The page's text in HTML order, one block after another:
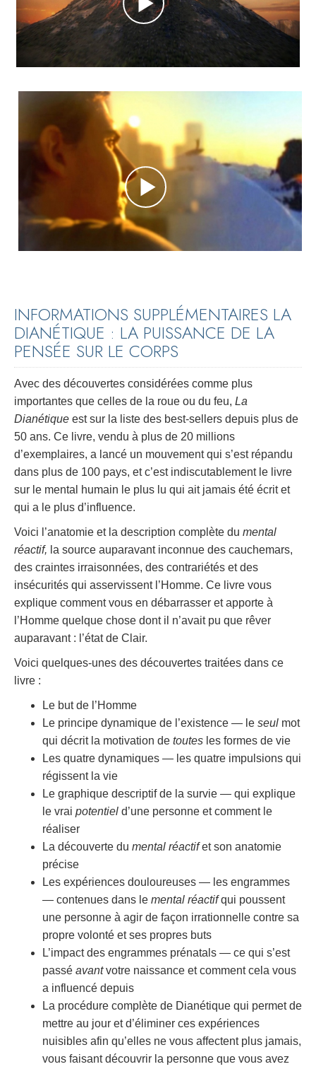
INFORMATIONS SUPPLÉMENTAIRES LA
DIANÉTIQUE : LA PUISSANCE DE LA
PENSÉE SUR LE CORPS
Avec des découvertes considérées comme plus
importantes que celles de la roue ou du feu, La
Dianétique est sur la liste des best-sellers depuis plus de
50 ans. Ce livre, vendu à plus de 20 millions
d’exemplaires, a lancé un mouvement qui s’est répandu
dans plus de 100 pays, et c’est indiscutablement le livre
sur le mental humain le plus lu qui ait jamais été écrit et
qui a le plus d’influence.
Voici l’anatomie et la description complète du mental
réactif, la source auparavant inconnue des cauchemars,
des craintes irraisonnées, des contrariétés et des
insécurités qui asservissent l’Homme. Ce livre vous
explique comment vous en débarrasser et apporte à
l’Homme quelque chose dont il n’avait pu que rêver
auparavant : l’état de Clair.
Voici quelques-unes des découvertes traitées dans ce
livre :
Le but de l’Homme
Le principe dynamique de l’existence — le seul mot
qui décrit la motivation de toutes les formes de vie
Les quatre dynamiques — les quatre impulsions qui
régissent la vie
Le graphique descriptif de la survie — qui explique
le vrai potentiel d’une personne et comment le
réaliser
La découverte du mental réactifet son anatomie
précise
Les expériences douloureuses — les engrammes
— contenues dans le mental réactifqui poussent
une personne à agir de façon irrationnelle contre sa
propre volonté et ses propres buts
L’impact des engrammes prénatals — ce qui s’est
passé avantvotre naissance et comment cela vous
a influencé depuis
La procédure complète de Dianétique qui permet de
mettre au jour et d’éliminer ces expériences
nuisibles afin qu’elles ne vous affectent plus jamais,
vous faisant découvrir la personne que vous avez